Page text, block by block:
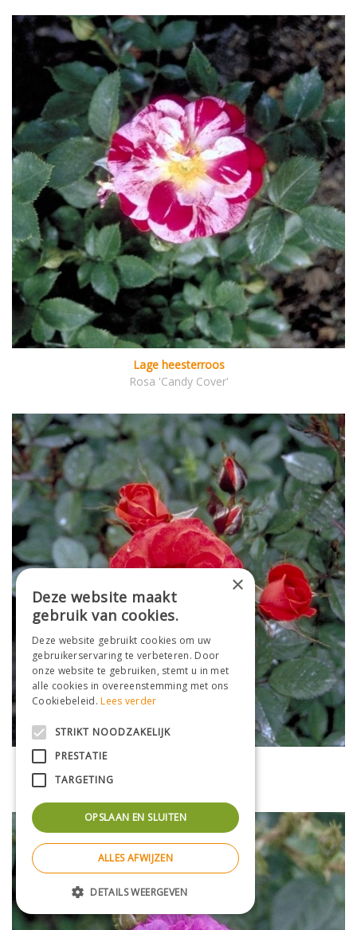
Lage heesterroos
Rosa 'Candy Cover'
×
Deze website maakt
gebruik van cookies.
Deze website gebruikt cookies om uw
gebruikerservaring te verbeteren. Door
onze website te gebruiken, stemt u in met
alle cookies in overeenstemming met ons
Cookiebeleid.Lees verder
STRIKT NOODZAKELIJK
PRESTATIE
TARGETING
OPSLAAN EN SLUITEN
ALLES AFWIJZEN
DETAILS WEERGEVEN